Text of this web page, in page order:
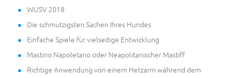
WUSV 2018
Die schmutzigsten Sachen Ihres Hundes
Einfache Spiele für vielseitige Entwicklung
Mastino Napoletano oder Neapolitanischer Mastiff
Richtige Anwendung von einem Hetzarm während dem